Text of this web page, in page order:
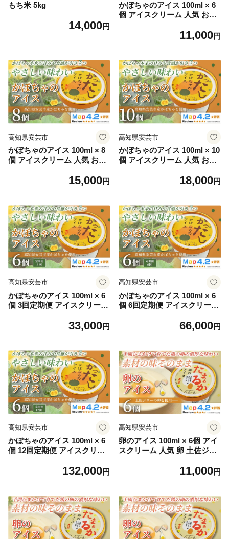
もち米 5kg
14,000円
かぼちゃのアイス 100ml × 6
個 アイスクリーム 人気 おや
ァミリー おすすめ ご当地ア
ト ヘルシー 牛乳 ミルク 濃厚
手作り 話題 ユニーク 変わり
種 ホームパーティー おもて
なし 詰め合わせ 贈り物 贈答
ギフト プレゼント リピート
ジェラート 安芸市 高知県
11,000円
高知県安芸市
かぼちゃのアイス 100ml × 8
個 アイスクリーム 人気 おや
ァミリー おすすめ ご当地ア
ト ヘルシー 牛乳 ミルク 濃厚
手作り 話題 ユニーク 変わり
種 ホームパーティー おもて
なし 詰め合わせ 贈り物 贈答
ギフト プレゼント リピート
ジェラート 安芸市 高知県
15,000円
高知県安芸市
かぼちゃのアイス 100ml × 10
個 アイスクリーム 人気 おや
ァミリー おすすめ ご当地ア
ト ヘルシー 牛乳 ミルク 濃厚
手作り 話題 ユニーク 変わり
種 ホームパーティー おもて
なし 詰め合わせ 贈り物 贈答
ギフト プレゼント リピート
ジェラート 安芸市 高知県
18,000円
高知県安芸市
かぼちゃのアイス 100ml × 6
個 3回定期便 アイスクリーム
リーム ファミリー おすすめ
ツ デザート ヘルシー 牛乳 ミ
ルク 濃厚 手作り 話題 ユニー
ク 変わり種 ホームパーティ
ー おもてなし 詰め合わせ 贈
り物 贈答 ギフト プレゼント
リピート ジェラート 安芸市
高知県
33,000円
高知県安芸市
かぼちゃのアイス 100ml × 6
個 6回定期便 アイスクリーム
リーム ファミリー おすすめ
ツ デザート ヘルシー 牛乳 ミ
ルク 濃厚 手作り 話題 ユニー
ク 変わり種 ホームパーティ
ー おもてなし 詰め合わせ 贈
り物 贈答 ギフト プレゼント
リピート ジェラート 安芸市
高知県
66,000円
高知県安芸市
かぼちゃのアイス 100ml × 6
個 12回定期便 アイスクリー
クリーム ファミリー おすす
ーツ デザート ヘルシー 牛乳
ミルク 濃厚 手作り 話題 ユニ
ーク 変わり種 ホームパーテ
ィー おもてなし 詰め合わせ
132,000円
高知県安芸市
卵のアイス 100ml × 6個 アイ
スクリーム 人気 卵 土佐ジロ
ーム ファミリー おすすめ ご
ト ヘルシー 牛乳 ミルク 濃厚
手作り 話題 ユニーク 変わり
種 ホームパーティー おもて
なし 詰め合わせ 贈り物 贈答
11,000円